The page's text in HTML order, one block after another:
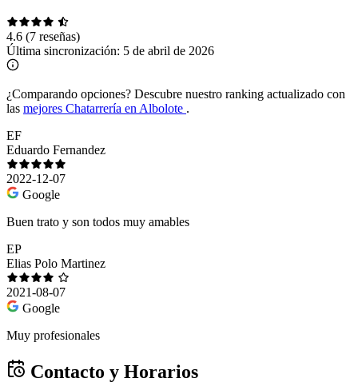
4.6 (7 reseñas)
Última sincronización: 5 de abril de 2026
¿Comparando opciones? Descubre nuestro ranking actualizado con
las mejores Chatarrería en Albolote .
EF
Eduardo Fernandez
2022-12-07
Google
Buen trato y son todos muy amables
EP
Elias Polo Martinez
2021-08-07
Google
Muy profesionales
Contacto y Horarios